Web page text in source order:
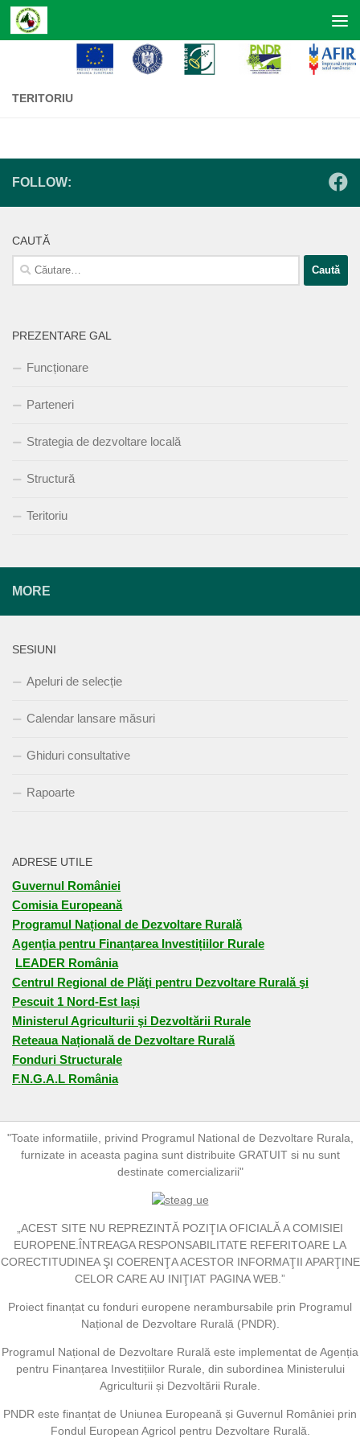
Skip to content
TERITORIU
FOLLOW:
CAUTĂ
Caută
după:
PREZENTARE GAL
Funcționare
Parteneri
Strategia de dezvoltare locală
Structură
Teritoriu
MORE
SESIUNI
Apeluri de selecție
Calendar lansare măsuri
Ghiduri consultative
Rapoarte
ADRESE UTILE
Guvernul României
Comisia Europeană
Programul Național de Dezvoltare Rurală
Agenţia pentru Finanțarea Investițiilor Rurale
LEADER România
Centrul Regional de Plăţi pentru Dezvoltare Rurală şi
Pescuit 1 Nord-Est Iași
Ministerul Agriculturii şi Dezvoltării Rurale
Reteaua Națională de Dezvoltare Rurală
Fonduri Structurale
F.N.G.A.L România
"Toate informatiile, privind Programul National de Dezvoltare Rurala,
furnizate in aceasta pagina sunt distribuite GRATUIT si nu sunt
destinate comercializarii"
„ACEST SITE NU REPREZINTĂ POZIŢIA OFICIALĂ A COMISIEI
EUROPENE.ÎNTREAGA RESPONSABILITATE REFERITOARE LA
CORECTITUDINEA ŞI COERENŢA ACESTOR INFORMAŢII APARŢINE
CELOR CARE AU INIŢIAT PAGINA WEB.”
Proiect finanțat cu fonduri europene nerambursabile prin Programul
Național de Dezvoltare Rurală (PNDR).
Programul Național de Dezvoltare Rurală este implementat de Agenția
pentru Finanțarea Investițiilor Rurale, din subordinea Ministerului
Agriculturii și Dezvoltării Rurale.
PNDR este finanțat de Uniunea Europeană și Guvernul României prin
Fondul European Agricol pentru Dezvoltare Rurală.